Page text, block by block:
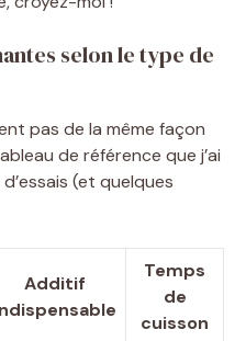
selon le type de
pas de la même façon
de référence que j’ai
(et quelques
Additif
Temps
de
cuisson